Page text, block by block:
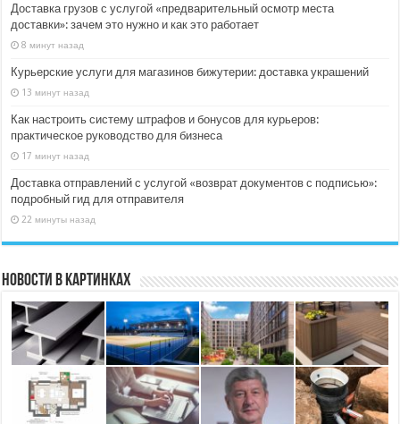
Доставка грузов с услугой «предварительный осмотр места
доставки»: зачем это нужно и как это работает
8 минут назад
Курьерские услуги для магазинов бижутерии: доставка украшений
13 минут назад
Как настроить систему штрафов и бонусов для курьеров:
практическое руководство для бизнеса
17 минут назад
Доставка отправлений с услугой «возврат документов с подписью»:
подробный гид для отправителя
22 минуты назад
Новости в картинках